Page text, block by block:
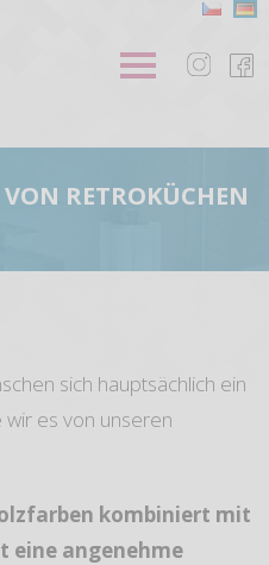
RETROKÜCHEN
sich hauptsächlich ein
es von unseren
kombiniert mit
eine angenehme